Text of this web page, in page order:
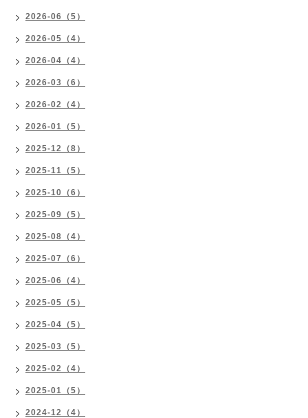
2026-06（5）
2026-05（4）
2026-04（4）
2026-03（6）
2026-02（4）
2026-01（5）
2025-12（8）
2025-11（5）
2025-10（6）
2025-09（5）
2025-08（4）
2025-07（6）
2025-06（4）
2025-05（5）
2025-04（5）
2025-03（5）
2025-02（4）
2025-01（5）
2024-12（4）